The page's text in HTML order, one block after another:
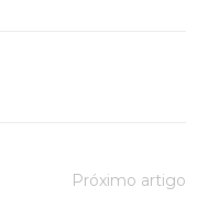
Próximo artigo